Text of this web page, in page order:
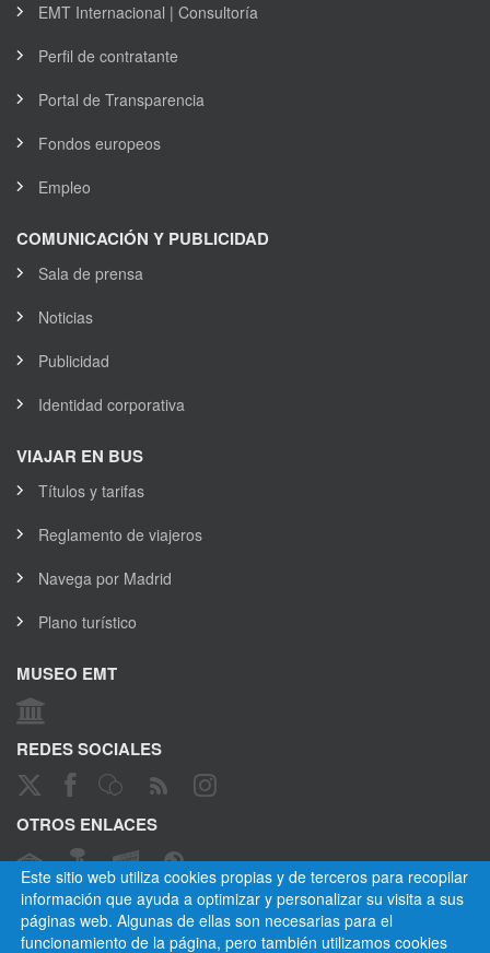
Este sitio web utiliza cookies propias y de terceros para recopilar
información que ayuda a optimizar y personalizar su visita a sus
páginas web. Algunas de ellas son necesarias para el
funcionamiento de la página, pero también utilizamos cookies
EMT Internacional | Consultoría
Perfil de contratante
Portal de Transparencia
Fondos europeos
Empleo
COMUNICACIÓN Y PUBLICIDAD
Sala de prensa
Noticias
Publicidad
Identidad corporativa
VIAJAR EN BUS
Títulos y tarifas
Reglamento de viajeros
Navega por Madrid
Plano turístico
MUSEO EMT
REDES SOCIALES
OTROS ENLACES
CANAL ÉTICO